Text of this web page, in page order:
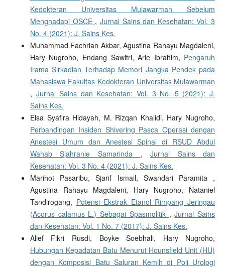
Kedokteran Universitas Mulawarman Sebelum
Menghadapi OSCE , Jurnal Sains dan Kesehatan: Vol. 3
No. 4 (2021): J. Sains Kes.
Muhammad Fachrian Akbar, Agustina Rahayu Magdaleni,
Hary Nugroho, Endang Sawitri, Arie Ibrahim, Pengaruh
Irama Sirkadian Terhadap Memori Jangka Pendek pada
Mahasiswa Fakultas Kedokteran Universitas Mulawarman
, Jurnal Sains dan Kesehatan: Vol. 3 No. 5 (2021): J.
Sains Kes.
Elsa Syafira Hidayah, M. Rizqan Khalidi, Hary Nugroho,
Perbandingan Insiden Shivering Pasca Operasi dengan
Anestesi Umum dan Anestesi Spinal di RSUD Abdul
Wahab Sjahranie Samarinda ,Jurnal Sains dan
Kesehatan: Vol. 3 No. 4 (2021): J. Sains Kes.
Marihot Pasaribu, Sjarif Ismail, Swandari Paramita ,
Agustina Rahayu Magdaleni, Hary Nugroho, Nataniel
Tandirogang, Potensi Ekstrak Etanol Rimpang Jeringau
(Acorus calamus L.) Sebagai Spasmolitik ,Jurnal Sains
dan Kesehatan: Vol. 1 No. 7 (2017): J. Sains Kes.
Alief Fikri Rusdi, Boyke Soebhali, Hary Nugroho,
Hubungan Kepadatan Batu Menurut Hounsfield Unit (HU)
dengan Komposisi Batu Saluran Kemih di Poli Urologi